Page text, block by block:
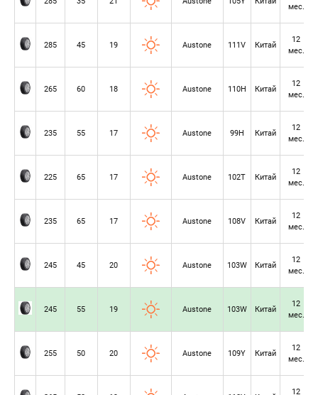
мес.
285 45 19 Austone 111V Китай
12
мес.
265 60 18 Austone 110H Китай
12
мес.
235 55 17 Austone 99H Китай
12
мес.
225 65 17 Austone 102T Китай
12
мес.
235 65 17 Austone 108V Китай
12
мес.
245 45 20 Austone 103W Китай
12
мес.
245 55 19 Austone 103W Китай
12
мес.
255 50 20 Austone 109Y Китай
12
мес.
12